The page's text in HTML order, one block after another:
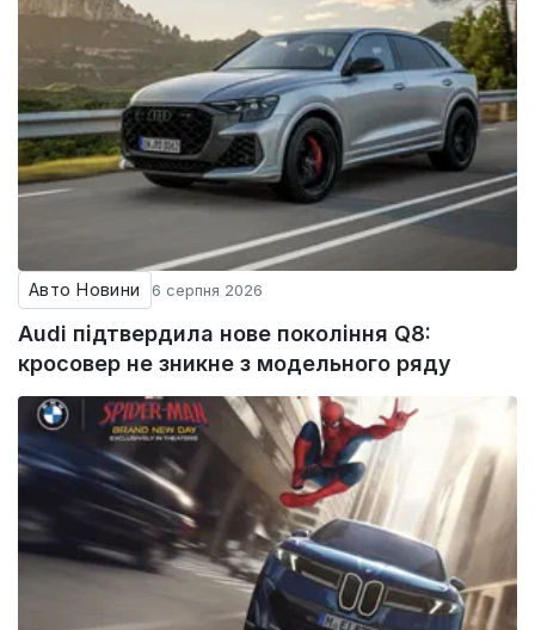
Авто Новини 6 серпня 2026
Audi підтвердила нове покоління Q8:
кросовер не зникне з модельного ряду